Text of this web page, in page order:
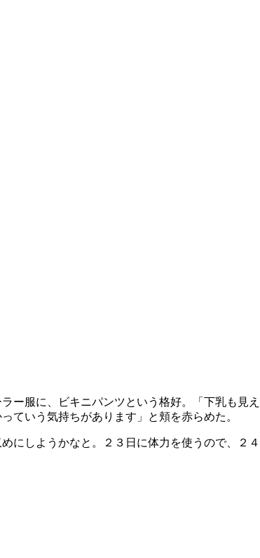
ー服に、ビキニパンツという格好。「下乳も見え
ていう気持ちがあります」と頬を赤らめた。
にしようかなと。２３日に体力を使うので、２４